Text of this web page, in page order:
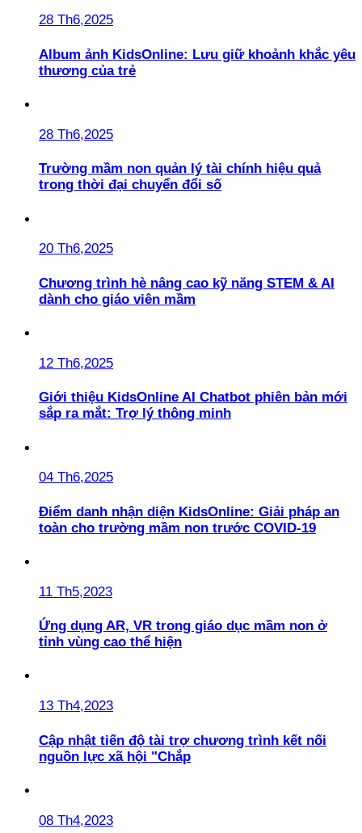
28 Th6,2025
Album ảnh KidsOnline: Lưu giữ khoảnh khắc yêu
thương của trẻ
28 Th6,2025
Trường mầm non quản lý tài chính hiệu quả
trong thời đại chuyển đổi số
20 Th6,2025
Chương trình hè nâng cao kỹ năng STEM & AI
dành cho giáo viên mầm
12 Th6,2025
Giới thiệu KidsOnline AI Chatbot phiên bản mới
sắp ra mắt: Trợ lý thông minh
04 Th6,2025
Điểm danh nhận diện KidsOnline: Giải pháp an
toàn cho trường mầm non trước COVID-19
11 Th5,2023
Ứng dụng AR, VR trong giáo dục mầm non ở
tỉnh vùng cao thể hiện
13 Th4,2023
Cập nhật tiến độ tài trợ chương trình kết nối
nguồn lực xã hội "Chắp
08 Th4,2023